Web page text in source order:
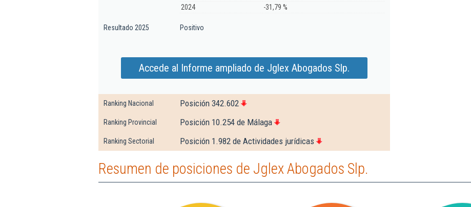
2024
-31,79 %
Resultado 2025 Positivo
Accede al Informe ampliado de Jglex Abogados Slp.
Ranking Nacional Posición 342.602
Ranking Provincial Posición 10.254 de Málaga
Ranking Sectorial Posición 1.982 de Actividades jurídicas
Resumen de posiciones de Jglex Abogados Slp.